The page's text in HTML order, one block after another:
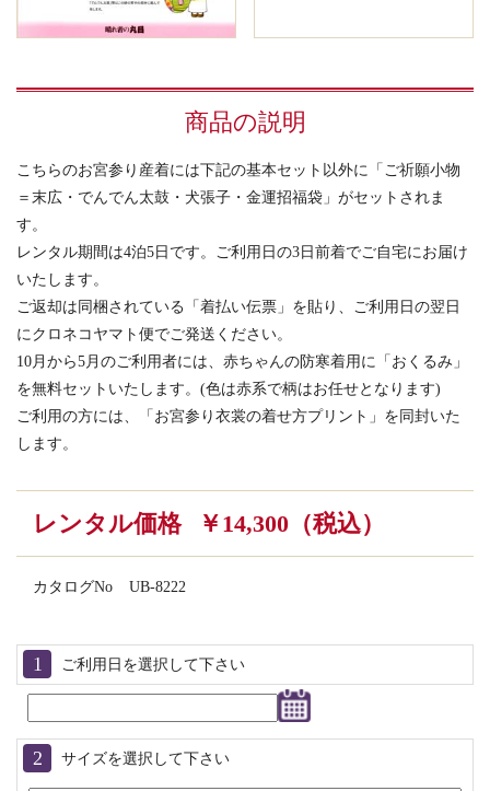
商品の説明
こちらのお宮参り産着には下記の基本セット以外に「ご祈願小物
＝末広・でんでん太鼓・犬張子・金運招福袋」がセットされま
す。
レンタル期間は4泊5日です。ご利用日の3日前着でご自宅にお届け
いたします。
ご返却は同梱されている「着払い伝票」を貼り、ご利用日の翌日
にクロネコヤマト便でご発送ください。
10月から5月のご利用者には、赤ちゃんの防寒着用に「おくるみ」
を無料セットいたします。(色は赤系で柄はお任せとなります)
ご利用の方には、「お宮参り衣裳の着せ方プリント」を同封いた
します。
レンタル価格 ￥14,300（税込）
カタログNo UB-8222
ご利用日を選択して下さい
サイズを選択して下さい